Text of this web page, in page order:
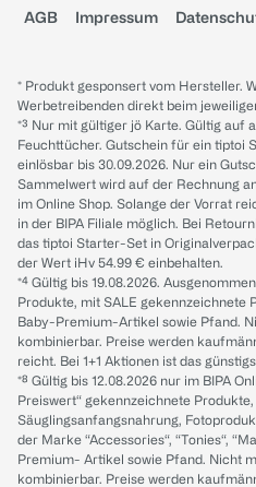
AGB Impressum
* Produkt gesponsert vom Hersteller.
Werbetreibenden direkt beim
*³ Nur mit gültiger jö Karte. Gültig auf
Feuchttücher. Gutschein für ein tiptoi
einlösbar bis 30.09.2026. Nur ein
Sammelwert wird auf der Rechnung
im Online Shop. Solange der Vorrat
in der BIPA Filiale möglich. Bei
das tiptoi Starter-Set in
der Wert iHv 54.99 € einbehalten.
*⁴ Gültig bis 19.08.2026.
Produkte, mit SALE gekennzeichnete
Baby-Premium-Artikel sowie Pfand.
kombinierbar. Preise werden
reicht. Bei 1+1 Aktionen ist das
*⁸ Gültig bis 12.08.2026 nur im BIPA
Preiswert“ gekennzeichnete
Säuglingsanfangsnahrung,
der Marke “Accessories“, “Tonies“,
Premium- Artikel sowie Pfand. Nicht
kombinierbar. Preise werden